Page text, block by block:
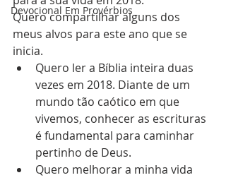
Devocional Em Provérbios
Quero compartilhar alguns dos
meus alvos para este ano que se
inicia.
Quero ler a Bíblia inteira duas
vezes em 2018. Diante de um
mundo tão caótico em que
vivemos, conhecer as escrituras
é fundamental para caminhar
pertinho de Deus.
Quero melhorar a minha vida